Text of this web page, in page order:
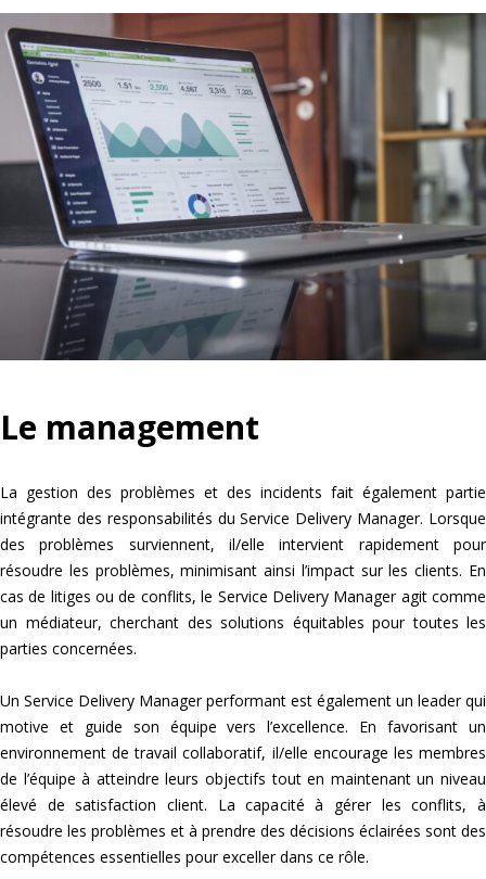
Le management
La gestion des problèmes et des incidents fait également partie
intégrante des responsabilités du Service Delivery Manager. Lorsque
des problèmes surviennent, il/elle intervient rapidement pour
résoudre les problèmes, minimisant ainsi l’impact sur les clients. En
cas de litiges ou de conflits, le Service Delivery Manager agit comme
un médiateur, cherchant des solutions équitables pour toutes les
parties concernées.
Un Service Delivery Manager performant est également un leader qui
motive et guide son équipe vers l’excellence. En favorisant un
environnement de travail collaboratif, il/elle encourage les membres
de l’équipe à atteindre leurs objectifs tout en maintenant un niveau
élevé de satisfaction client. La capacité à gérer les conflits, à
résoudre les problèmes et à prendre des décisions éclairées sont des
compétences essentielles pour exceller dans ce rôle.